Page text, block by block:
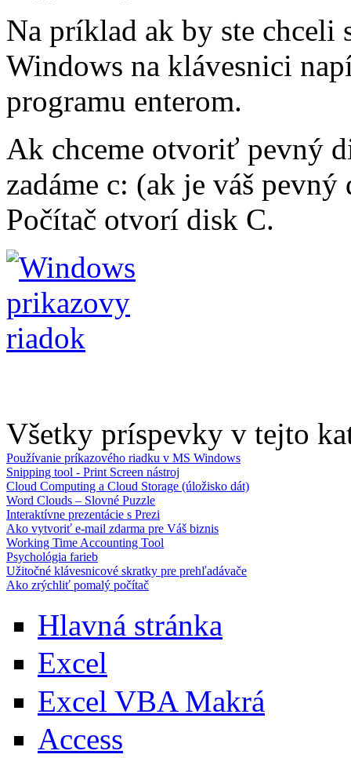
Na príklad ak by ste
Windows na klávesnici
programu enterom.
Ak chceme otvoriť pevný
zadáme c: (ak je váš
Počítač otvorí disk C.
Všetky príspevky v tejto
Používanie príkazového riadku v MS Windows
Snipping tool - Print Screen nástroj
Cloud Computing a Cloud Storage (úložisko dát)
Word Clouds – Slovné Puzzle
Interaktívne prezentácie s Prezi
Ako vytvoriť e-mail zdarma pre Váš biznis
Working Time Accounting Tool
Psychológia farieb
Užitočné klávesnicové skratky pre prehľadávače
Ako zrýchliť pomalý počítač
Hlavná stránka
Excel
Excel VBA Makrá
Access